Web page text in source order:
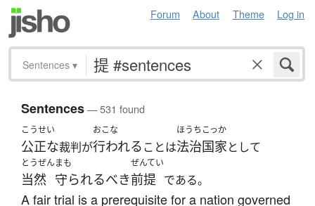
Forum About Theme Log in
Sentences ▾
Sentences— 531 found
こうせい
公正な裁判が
おこな
行われることは
ほうちこっか
法治国家として
とうぜん
当然
まも
守られるべき
ぜんてい
前提 である。
A fair trial is a prerequisite for a nation governed